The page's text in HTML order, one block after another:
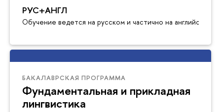
РУС+АНГЛ
Обучение ведется на русском и частично на английском
БАКАЛАВРСКАЯ ПРОГРАММА
Фундаментальная и прикладная
лингвистика